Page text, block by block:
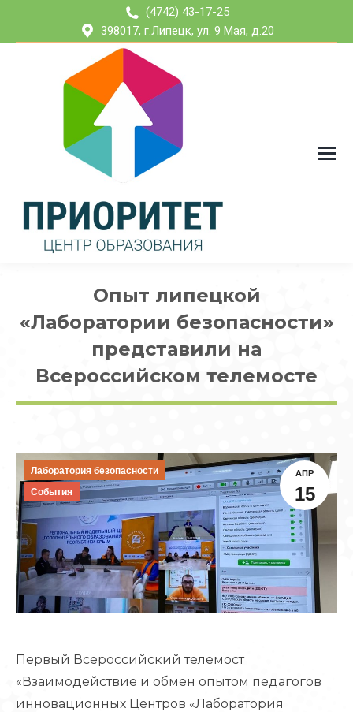
(4742) 43-17-25
398017, г.Липецк, ул. 9 Мая, д.20
Опыт липецкой
«Лаборатории безопасности»
представили на
Всероссийском телемосте
АПР
15
Лаборатория безопасности
События
Первый Всероссийский телемост
«Взаимодействие и обмен опытом педагогов
инновационных Центров «Лаборатория